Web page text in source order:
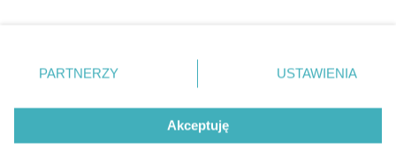
Facebook.com
Youtube.com
zmienić/wycofać klikając przycisk ustawień prywatności
znajdujący się w lewym dolnym rogu strony
. Niektóre
użytkownika, ale masz prawo sprzeciwić się takiemu
przetwarzaniu. Preferencje będą miały zastosowania tylko
PARTNERZY USTAWIENIA
Akceptuję